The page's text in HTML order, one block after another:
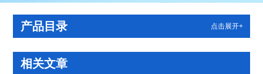
产品目录 点击展开+
相关文章